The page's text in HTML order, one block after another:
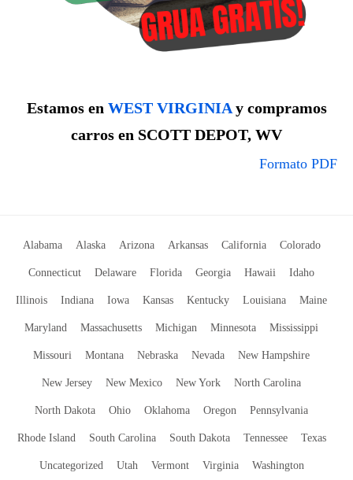
Estamos en WEST VIRGINIAy compramos
carros en SCOTT DEPOT, WV
Formato PDF
Alabama Alaska Arizona Arkansas California Colorado
Connecticut Delaware Florida Georgia Hawaii Idaho
Illinois Indiana Iowa Kansas Kentucky Louisiana Maine
Maryland Massachusetts Michigan Minnesota Mississippi
Missouri Montana Nebraska Nevada New Hampshire
New Jersey New Mexico New York North Carolina
North Dakota Ohio Oklahoma Oregon Pennsylvania
Rhode Island South Carolina South Dakota Tennessee Texas
Uncategorized Utah Vermont Virginia Washington